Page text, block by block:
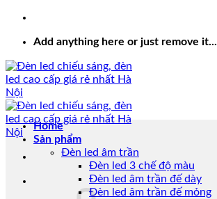
Add anything here or just remove it...
Home
Sản phẩm
Đèn led âm trần
Đèn led 3 chế độ màu
Đèn led âm trần đế dày
Đèn led âm trần đế mỏng